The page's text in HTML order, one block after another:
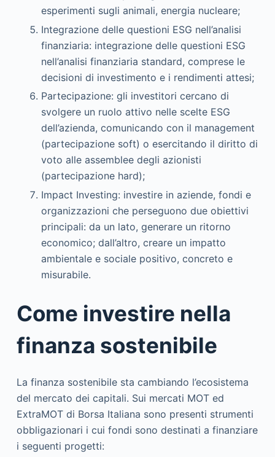
esperimenti sugli animali, energia nucleare;
Integrazione delle questioni ESG nell’analisi
finanziaria: integrazione delle questioni ESG
nell’analisi finanziaria standard, comprese le
decisioni di investimento e i rendimenti attesi;
Partecipazione: gli investitori cercano di
svolgere un ruolo attivo nelle scelte ESG
dell’azienda, comunicando con il management
(partecipazione soft) o esercitando il diritto di
voto alle assemblee degli azionisti
(partecipazione hard);
Impact Investing: investire in aziende, fondi e
organizzazioni che perseguono due obiettivi
principali: da un lato, generare un ritorno
economico; dall’altro, creare un impatto
ambientale e sociale positivo, concreto e
misurabile.
Come investire nella
finanza sostenibile
La finanza sostenibile sta cambiando l’ecosistema
del mercato dei capitali. Sui mercati MOT ed
ExtraMOT di Borsa Italiana sono presenti strumenti
obbligazionari i cui fondi sono destinati a finanziare
i seguenti progetti: